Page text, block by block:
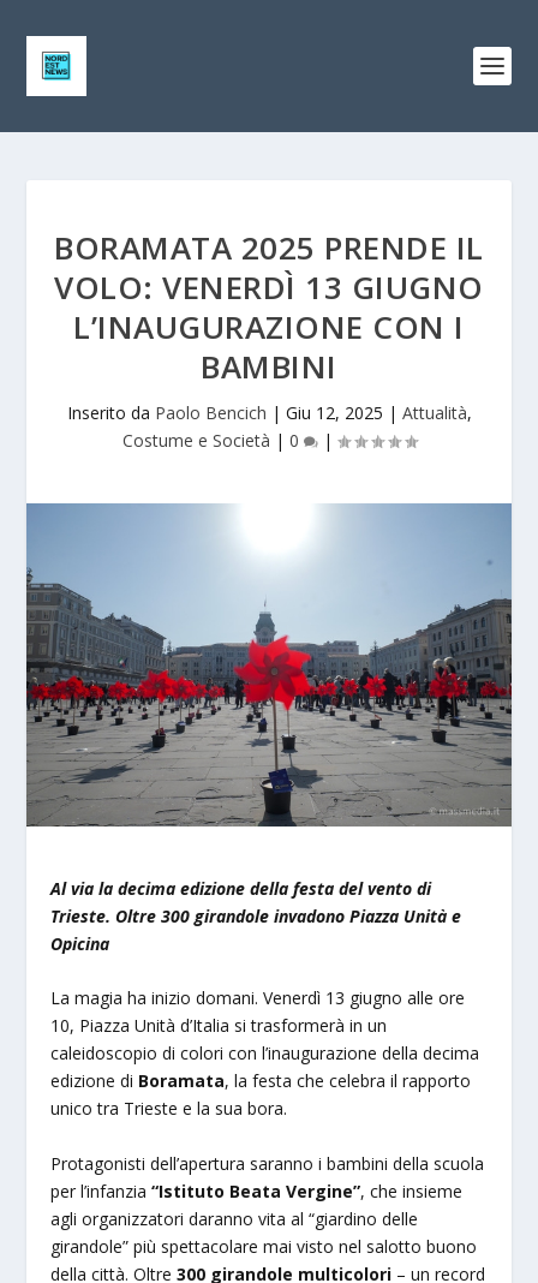
BORAMATA 2025 PRENDE IL
VOLO: VENERDÌ 13 GIUGNO
L’INAUGURAZIONE CON I
BAMBINI
Inserito da Paolo Bencich | Giu 12, 2025 | Attualità,
Costume e Società | 0 |
Al via la decima edizione della festa del vento di
Trieste. Oltre 300 girandole invadono Piazza Unità e
Opicina
La magia ha inizio domani. Venerdì 13 giugno alle ore
10, Piazza Unità d’Italia si trasformerà in un
caleidoscopio di colori con l’inaugurazione della decima
edizione di Boramata, la festa che celebra il rapporto
unico tra Trieste e la sua bora.
Protagonisti dell’apertura saranno i bambini della scuola
per l’infanzia“Istituto Beata Vergine”, che insieme
agli organizzatori daranno vita al “giardino delle
girandole” più spettacolare mai visto nel salotto buono
della città. Oltre300 girandole multicolori – un record